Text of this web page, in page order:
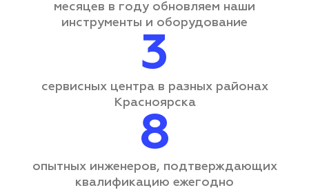
месяцев в году обновляем наши
инструменты и оборудование
3
сервисных центра в разных районах
Красноярска
8
опытных инженеров, подтверждающих
квалификацию ежегодно